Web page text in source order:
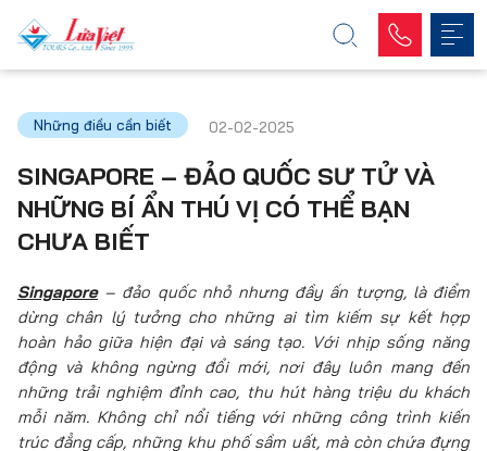
Những điều cần biết 02-02-2025
SINGAPORE – ĐẢO QUỐC SƯ TỬ VÀ
NHỮNG BÍ ẨN THÚ VỊ CÓ THỂ BẠN
CHƯA BIẾT
Singapore– đảo quốc nhỏ nhưng đầy ấn tượng, là điểm
dừng chân lý tưởng cho những ai tìm kiếm sự kết hợp
hoàn hảo giữa hiện đại và sáng tạo. Với nhịp sống năng
động và không ngừng đổi mới, nơi đây luôn mang đến
những trải nghiệm đỉnh cao, thu hút hàng triệu du khách
mỗi năm. Không chỉ nổi tiếng với những công trình kiến
trúc đẳng cấp, những khu phố sầm uất, mà còn chứa đựng